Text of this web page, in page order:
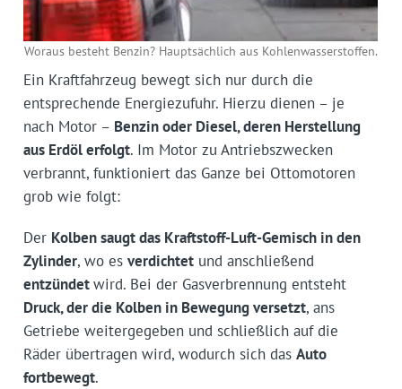
Woraus besteht Benzin? Hauptsächlich aus Kohlenwasserstoffen.
Ein Kraftfahrzeug bewegt sich nur durch die
entsprechende Energiezufuhr. Hierzu dienen – je
nach Motor – Benzin oder Diesel, deren Herstellung
aus Erdöl erfolgt. Im Motor zu Antriebszwecken
verbrannt, funktioniert das Ganze bei Ottomotoren
grob wie folgt:
Der Kolben saugt das Kraftstoff-Luft-Gemisch in den
Zylinder, wo es verdichtetund anschließend
entzündetwird. Bei der Gasverbrennung entsteht
Druck, der die Kolben in Bewegung versetzt, ans
Getriebe weitergegeben und schließlich auf die
Räder übertragen wird, wodurch sich das Auto
fortbewegt.